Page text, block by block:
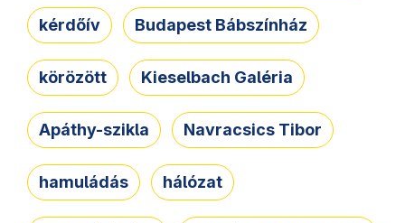
kérdőív Budapest Bábszínház
körözött Kieselbach Galéria
Apáthy-szikla Navracsics Tibor
hamuládás hálózat